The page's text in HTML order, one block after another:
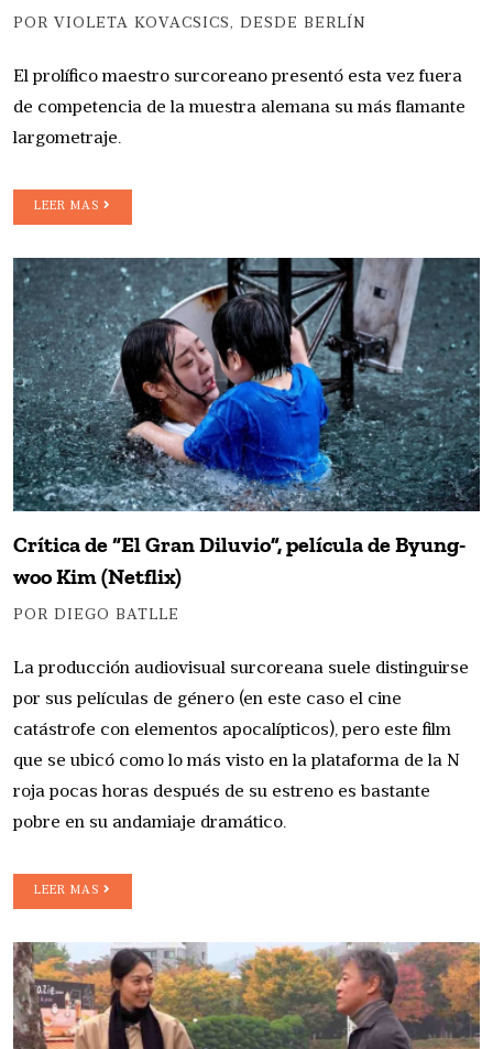
POR VIOLETA KOVACSICS, DESDE BERLÍN
El prolífico maestro surcoreano presentó esta vez fuera
de competencia de la muestra alemana su más flamante
largometraje.
LEER MAS
Crítica de “El Gran Diluvio”, película de Byung-
woo Kim (Netflix)
POR DIEGO BATLLE
La producción audiovisual surcoreana suele distinguirse
por sus películas de género (en este caso el cine
catástrofe con elementos apocalípticos), pero este film
que se ubicó como lo más visto en la plataforma de la N
roja pocas horas después de su estreno es bastante
pobre en su andamiaje dramático.
LEER MAS